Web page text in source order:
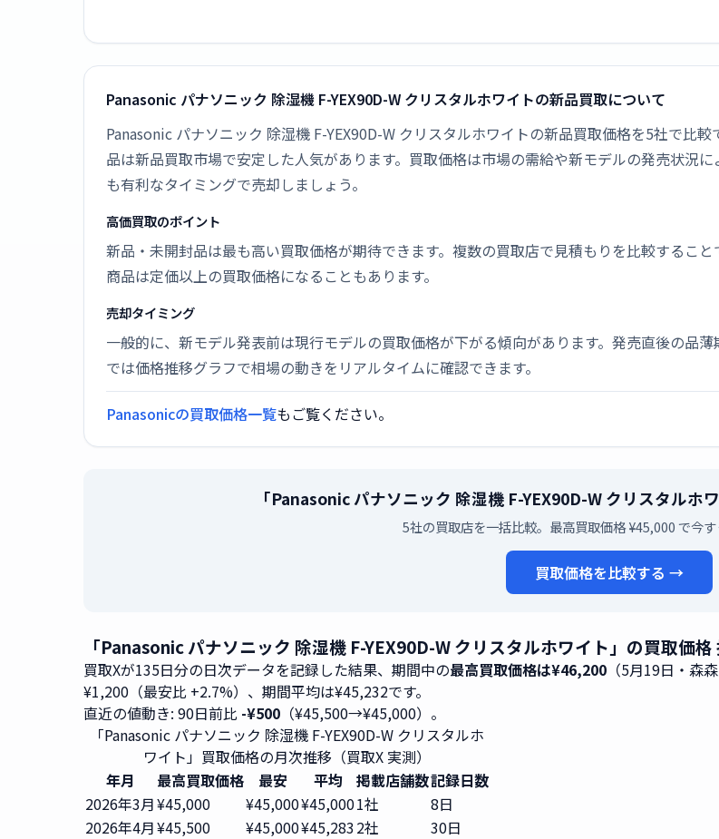
Panasonic パナソニック 除湿機 F-YEX90D-W クリスタルホワイトの新品買取について
Panasonic パナソニック 除湿機 F-YEX90D-W クリスタルホワイトの新品買取価格を5社で比
品は新品買取市場で安定した人気があります。買取価格は市場の需給や新モデルの発売状況
も有利なタイミングで売却しましょう。
高価買取のポイント
新品・未開封品は最も高い買取価格が期待できます。複数の買取店で見積もりを比較するこ
商品は定価以上の買取価格になることもあります。
売却タイミング
一般的に、新モデル発表前は現行モデルの買取価格が下がる傾向があります。発売直後の品
では価格推移グラフで相場の動きをリアルタイムに確認できます。
Panasonicの買取価格一覧もご覧ください。
「Panasonic パナソニック 除湿機 F-YEX90D-W クリスタルホ
5社の買取店を一括比較。最高買取価格 ¥45,000 で今す
買取価格を比較する →
「Panasonic パナソニック 除湿機 F-YEX90D-W クリスタルホワイト」の買取価格
買取Xが135日分の日次データを記録した結果、期間中の最高買取価格は¥46,200 （5月19日・森
¥1,200（最安比 +2.7%）、期間平均は¥45,232です。
直近の値動き: 90日前比 -¥500 （¥45,500→¥45,000）。
「Panasonic パナソニック 除湿機 F-YEX90D-W クリスタルホ
ワイト」買取価格の月次推移（買取X 実測）
年月
最高買取価格 最安 平均 掲載店舗数記録日数
2026年3月¥45,000 ¥45,000¥45,0001社
8日
2026年4月¥45,500 ¥45,000¥45,2832社
30日